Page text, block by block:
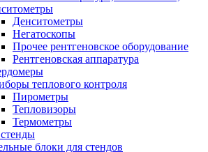
Денситометры
Негатоскопы
Прочее рентгеновское оборудование
Рентгеновская аппаратура
теплового контроля
Пирометры
Тепловизоры
Термометры
блоки для стендов